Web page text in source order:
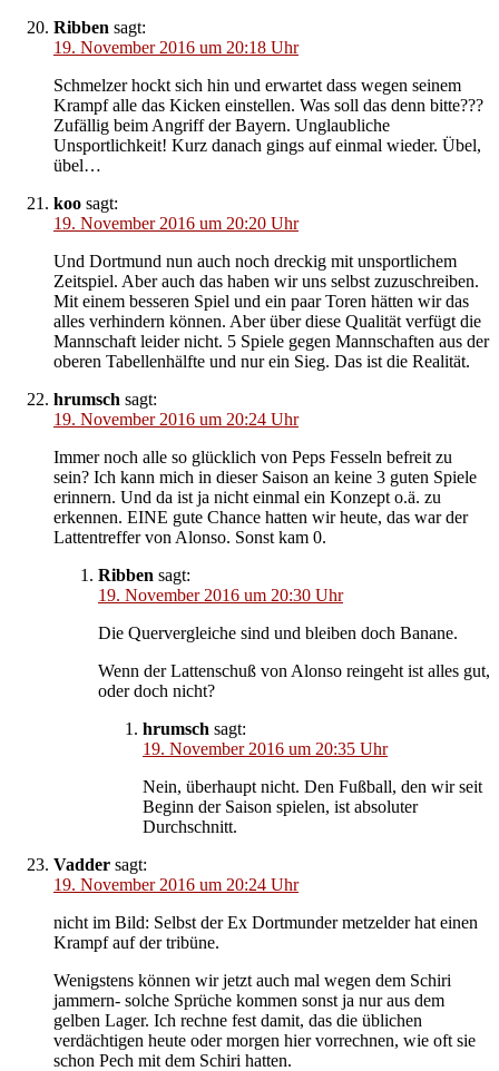
Ribben sagt:
19. November 2016 um 20:18 Uhr
Schmelzer hockt sich hin und erwartet dass wegen seinem
Krampf alle das Kicken einstellen. Was soll das denn bitte???
Zufällig beim Angriff der Bayern. Unglaubliche
Unsportlichkeit! Kurz danach gings auf einmal wieder. Übel,
übel…
koo sagt:
19. November 2016 um 20:20 Uhr
Und Dortmund nun auch noch dreckig mit unsportlichem
Zeitspiel. Aber auch das haben wir uns selbst zuzuschreiben.
Mit einem besseren Spiel und ein paar Toren hätten wir das
alles verhindern können. Aber über diese Qualität verfügt die
Mannschaft leider nicht. 5 Spiele gegen Mannschaften aus der
oberen Tabellenhälfte und nur ein Sieg. Das ist die Realität.
hrumsch sagt:
19. November 2016 um 20:24 Uhr
Immer noch alle so glücklich von Peps Fesseln befreit zu
sein? Ich kann mich in dieser Saison an keine 3 guten Spiele
erinnern. Und da ist ja nicht einmal ein Konzept o.ä. zu
erkennen. EINE gute Chance hatten wir heute, das war der
Lattentreffer von Alonso. Sonst kam 0.
Ribben sagt:
19. November 2016 um 20:30 Uhr
Die Quervergleiche sind und bleiben doch Banane.
Wenn der Lattenschuß von Alonso reingeht ist alles gut,
oder doch nicht?
hrumsch sagt:
19. November 2016 um 20:35 Uhr
Nein, überhaupt nicht. Den Fußball, den wir seit
Beginn der Saison spielen, ist absoluter
Durchschnitt.
Vadder sagt:
19. November 2016 um 20:24 Uhr
nicht im Bild: Selbst der Ex Dortmunder metzelder hat einen
Krampf auf der tribüne.
Wenigstens können wir jetzt auch mal wegen dem Schiri
jammern- solche Sprüche kommen sonst ja nur aus dem
gelben Lager. Ich rechne fest damit, das die üblichen
verdächtigen heute oder morgen hier vorrechnen, wie oft sie
schon Pech mit dem Schiri hatten.